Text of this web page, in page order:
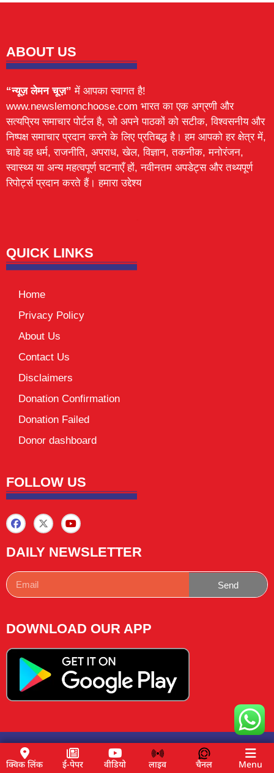
ABOUT US
“न्यूज़ लेमन चूज़” में आपका स्वागत है!
www.newslemonchoose.com भारत का एक अग्रणी और
सत्यप्रिय समाचार पोर्टल है, जो अपने पाठकों को सटीक, विश्वसनीय और
निष्पक्ष समाचार प्रदान करने के लिए प्रतिबद्ध है। हम आपको हर क्षेत्र में,
चाहे वह धर्म, राजनीति, अपराध, खेल, विज्ञान, तकनीक, मनोरंजन,
स्वास्थ्य या अन्य महत्वपूर्ण घटनाएँ हों, नवीनतम अपडेट्स और तथ्यपूर्ण
रिपोर्ट्स प्रदान करते हैं। हमारा उद्देश्य
QUICK LINKS
Home
Privacy Policy
About Us
Contact Us
Disclaimers
Donation Confirmation
Donation Failed
Donor dashboard
FOLLOW US
DAILY NEWSLETTER
Send
DOWNLOAD OUR APP
Copyright © 2025 News Lemon Choose|Design by Traffic
Tail & Managed byBuzz4ai
क्विक लिंक ई-पेपर वीडियो लाइव चैनल Menu